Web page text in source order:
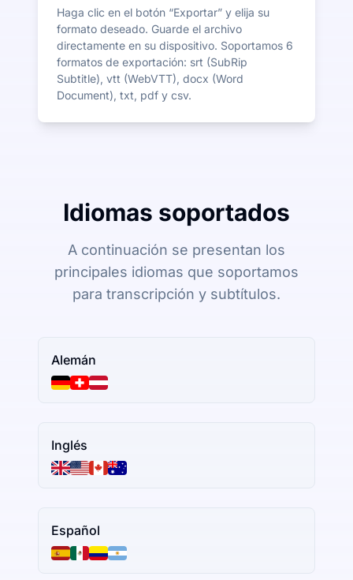
Haga clic en el botón “Exportar” y elija su
formato deseado. Guarde el archivo
directamente en su dispositivo. Soportamos 6
formatos de exportación: srt (SubRip
Subtitle), vtt (WebVTT), docx (Word
Document), txt, pdf y csv.
Idiomas soportados
A continuación se presentan los
principales idiomas que soportamos
para transcripción y subtítulos.
Alemán
Inglés
Español